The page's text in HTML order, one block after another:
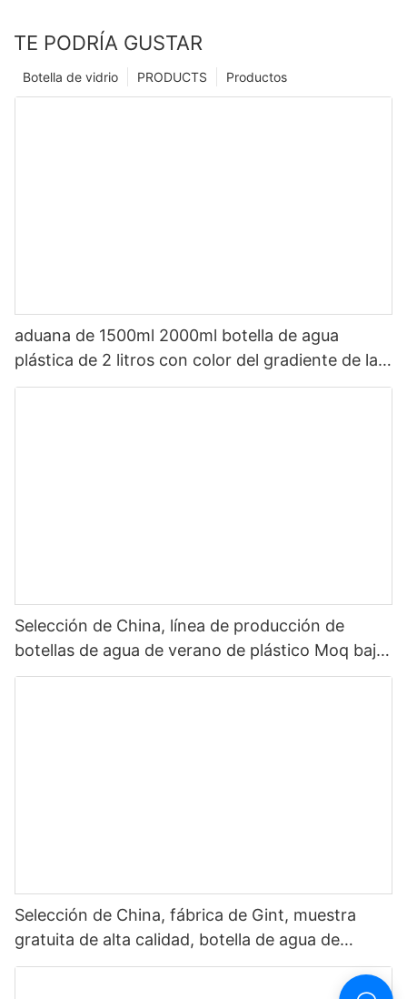
TE PODRÍA GUSTAR
Productos
PRODUCTS
Botella de vidrio
aduana de 1500ml 2000ml botella de agua
plástica de 2 litros con color del gradiente de la
paja con épocas de beber
Selección de China, línea de producción de
botellas de agua de verano de plástico Moq bajo,
botella de agua con tapa de paja, botella de agua
Selección de China, fábrica de Gint, muestra
gratuita de alta calidad, botella de agua de
plástico Tritan ecológica sin Bpa para bebida1